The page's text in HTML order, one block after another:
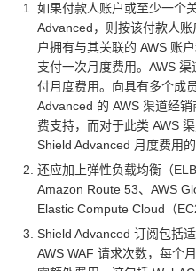
如果付款人账户或至少一个
Advanced，则按该付款人
户拥有与其关联的 AWS 账
支付一次月度费用。AWS
付月度费用。向具有多个成
Advanced 的 AWS 渠道经销
费支持，而对于此类 AWS
Shield Advanced 月度费用的
还应加上弹性负载均衡（
Amazon Route 53、AWS
Elastic Compute Cloud（
Shield Advanced 订阅包括
AWS WAF 请求次数，每个